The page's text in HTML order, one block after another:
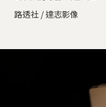
路透社 / 達志影像